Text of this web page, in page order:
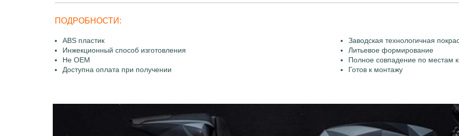
ПОДРОБНОСТИ:
ABS пластик
Заводская технологичная
Инжекционный способ изготовления
Литьевое формирование
Не OEM
Полное совпадение по местам
Доступна оплата при получении
Готов к монтажу